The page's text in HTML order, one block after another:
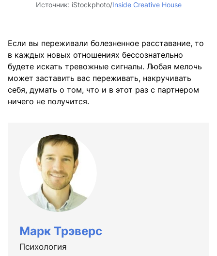
Источник: iStockphoto/Inside Creative House
Если вы переживали болезненное расставание, то
в каждых новых отношениях бессознательно
будете искать тревожные сигналы. Любая мелочь
может заставить вас переживать, накручивать
себя, думать о том, что и в этот раз с партнером
ничего не получится.
Марк Трэверс
Психология